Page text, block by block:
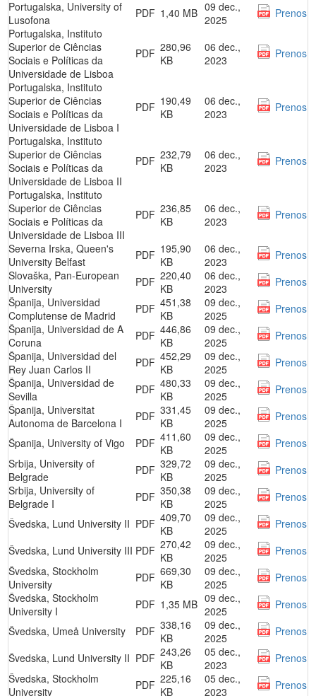
Portugalska, University of
Lusofona
PDF 1,40 MB 09 dec.,
2025
Prenos
Portugalska, Instituto
Superior de Ciências
Sociais e Políticas da
Universidade de Lisboa
PDF 280,96
KB
06 dec.,
2023
Prenos
Portugalska, Instituto
Superior de Ciências
Sociais e Políticas da
Universidade de Lisboa I
PDF 190,49
KB
06 dec.,
2023
Prenos
Portugalska, Instituto
Superior de Ciências
Sociais e Políticas da
Universidade de Lisboa II
PDF 232,79
KB
06 dec.,
2023
Prenos
Portugalska, Instituto
Superior de Ciências
Sociais e Políticas da
Universidade de Lisboa III
PDF 236,85
KB
06 dec.,
2023
Prenos
Severna Irska, Queen's
University Belfast
PDF 195,90
KB
06 dec.,
2023
Prenos
Slovaška, Pan-European
University
PDF 220,40
KB
06 dec.,
2023
Prenos
Španija, Universidad
Complutense de Madrid
PDF 451,38
KB
09 dec.,
2025
Prenos
Španija, Universidad de A
Coruna
PDF 446,86
KB
09 dec.,
2025
Prenos
Španija, Universidad del
Rey Juan Carlos II
PDF 452,29
KB
09 dec.,
2025
Prenos
Španija, Universidad de
Sevilla
PDF 480,33
KB
09 dec.,
2025
Prenos
Španija, Universitat
Autonoma de Barcelona I
PDF 331,45
KB
09 dec.,
2025
Prenos
Španija, University of Vigo
PDF 411,60
KB
09 dec.,
2025
Prenos
Srbija, University of
Belgrade
PDF 329,72
KB
09 dec.,
2025
Prenos
Srbija, University of
Belgrade I
PDF 350,38
KB
09 dec.,
2025
Prenos
Švedska, Lund University II PDF 409,70
KB
09 dec.,
2025
Prenos
Švedska, Lund University III PDF 270,42
KB
09 dec.,
2025
Prenos
Švedska, Stockholm
University
PDF 669,30
KB
09 dec.,
2025
Prenos
Švedska, Stockholm
University I
PDF 1,35 MB 09 dec.,
2025
Prenos
Švedska, Umeå University
PDF 338,16
KB
09 dec.,
2025
Prenos
Švedska, Lund University II PDF 243,26
KB
05 dec.,
2023
Prenos
Švedska, Stockholm
University
PDF 225,16
KB
05 dec.,
2023
Prenos